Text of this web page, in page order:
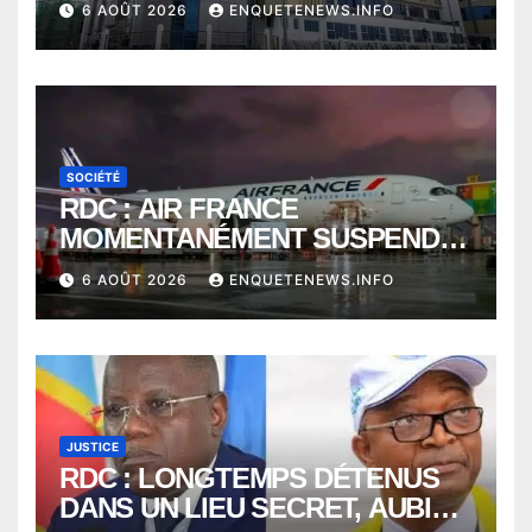
6 AOÛT 2026 ENQUETENEWS.INFO
SOCIÉTÉ
RDC : AIR FRANCE
MOMENTANÉMENT SUSPENDU
ENTRE KINSHASA ET PARIS ?
6 AOÛT 2026 ENQUETENEWS.INFO
JUSTICE
RDC : LONGTEMPS DÉTENUS
DANS UN LIEU SECRET, AUBIN